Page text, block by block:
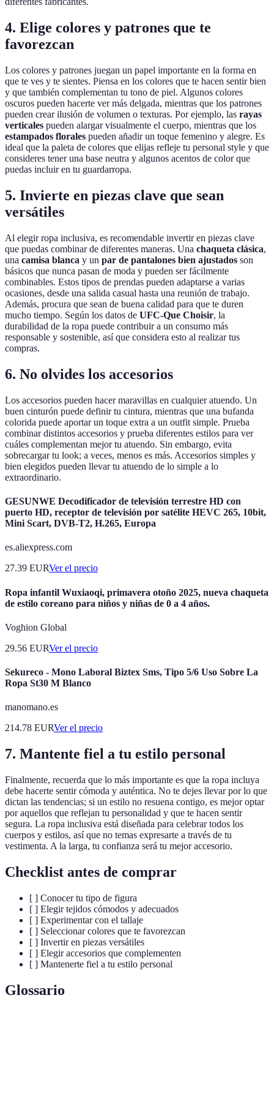
4. Elige colores y patrones que te
favorezcan
Los colores y patrones juegan un papel importante en la forma en
que te ves y te sientes. Piensa en los colores que te hacen sentir bien
y que también complementan tu tono de piel. Algunos colores
oscuros pueden hacerte ver más delgada, mientras que los patrones
pueden crear ilusión de volumen o texturas. Por ejemplo, las rayas
verticales pueden alargar visualmente el cuerpo, mientras que los
estampados florales pueden añadir un toque femenino y alegre. Es
ideal que la paleta de colores que elijas refleje tu personal style y que
consideres tener una base neutra y algunos acentos de color que
puedas incluir en tu guardarropa.
5. Invierte en piezas clave que sean
versátiles
Al elegir ropa inclusiva, es recomendable invertir en piezas clave
que puedas combinar de diferentes maneras. Una chaqueta clásica,
una camisa blanca y un par de pantalones bien ajustados son
básicos que nunca pasan de moda y pueden ser fácilmente
combinables. Estos tipos de prendas pueden adaptarse a varias
ocasiones, desde una salida casual hasta una reunión de trabajo.
Además, procura que sean de buena calidad para que te duren
mucho tiempo. Según los datos de UFC-Que Choisir, la
durabilidad de la ropa puede contribuir a un consumo más
responsable y sostenible, así que considera esto al realizar tus
compras.
6. No olvides los accesorios
Los accesorios pueden hacer maravillas en cualquier atuendo. Un
buen cinturón puede definir tu cintura, mientras que una bufanda
colorida puede aportar un toque extra a un outfit simple. Prueba
combinar distintos accesorios y prueba diferentes estilos para ver
cuáles complementan mejor tu atuendo. Sin embargo, evita
sobrecargar tu look; a veces, menos es más. Accesorios simples y
bien elegidos pueden llevar tu atuendo de lo simple a lo
extraordinario.
GESUNWE Decodificador de televisión terrestre HD con
puerto HD, receptor de televisión por satélite HEVC 265, 10bit,
Mini Scart, DVB-T2, H.265, Europa
es.aliexpress.com
27.39 EURVer el precio
Ropa infantil Wuxiaoqi, primavera otoño 2025, nueva chaqueta
de estilo coreano para niños y niñas de 0 a 4 años.
Voghion Global
29.56 EURVer el precio
Sekureco - Mono Laboral Biztex Sms, Tipo 5/6 Uso Sobre La
Ropa St30 M Blanco
manomano.es
214.78 EURVer el precio
7. Mantente fiel a tu estilo personal
Finalmente, recuerda que lo más importante es que la ropa incluya
debe hacerte sentir cómoda y auténtica. No te dejes llevar por lo que
dictan las tendencias; si un estilo no resuena contigo, es mejor optar
por aquellos que reflejan tu personalidad y que te hacen sentir
segura. La ropa inclusiva está diseñada para celebrar todos los
cuerpos y estilos, así que no temas expresarte a través de tu
vestimenta. A la larga, tu confianza será tu mejor accesorio.
Checklist antes de comprar
[ ] Conocer tu tipo de figura
[ ] Elegir tejidos cómodos y adecuados
[ ] Experimentar con el tallaje
[ ] Seleccionar colores que te favorezcan
[ ] Invertir en piezas versátiles
[ ] Elegir accesorios que complementen
[ ] Mantenerte fiel a tu estilo personal
Glossario